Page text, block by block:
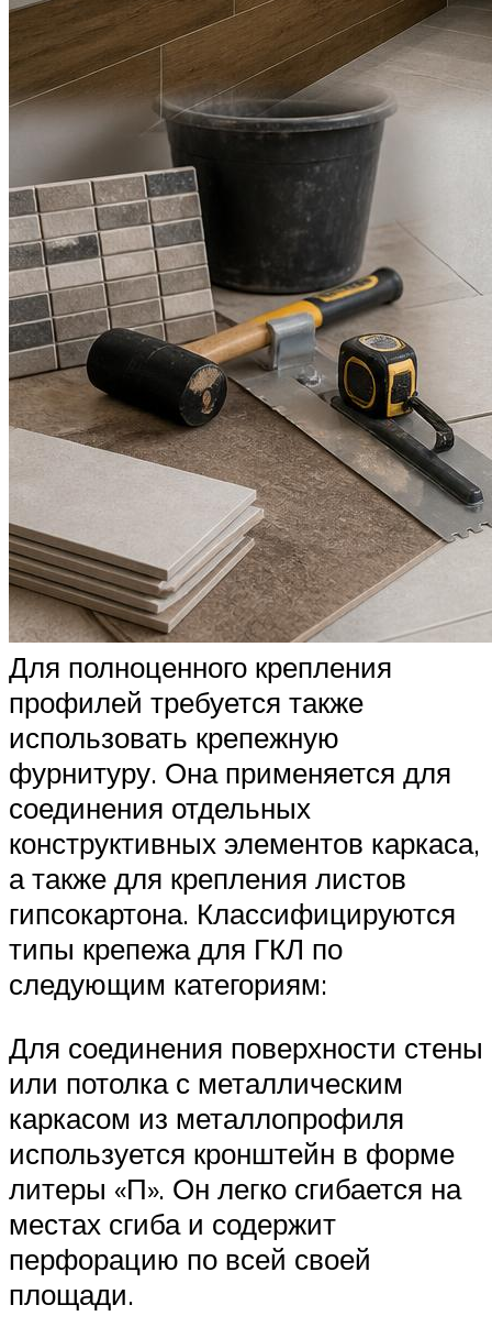
Для полноценного крепления
профилей требуется также
использовать крепежную
фурнитуру. Она применяется для
соединения отдельных
конструктивных элементов каркаса,
а также для крепления листов
гипсокартона. Классифицируются
типы крепежа для ГКЛ по
следующим категориям:
Для соединения поверхности стены
или потолка с металлическим
каркасом из металлопрофиля
используется кронштейн в форме
литеры «П». Он легко сгибается на
местах сгиба и содержит
перфорацию по всей своей
площади.